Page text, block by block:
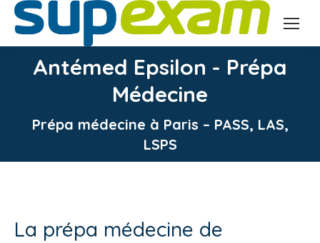
Antémed Epsilon - Prépa
Médecine
Prépa médecine à Paris – PASS, LAS,
LSPS
Vous êtes ici :
La prépa médecine de